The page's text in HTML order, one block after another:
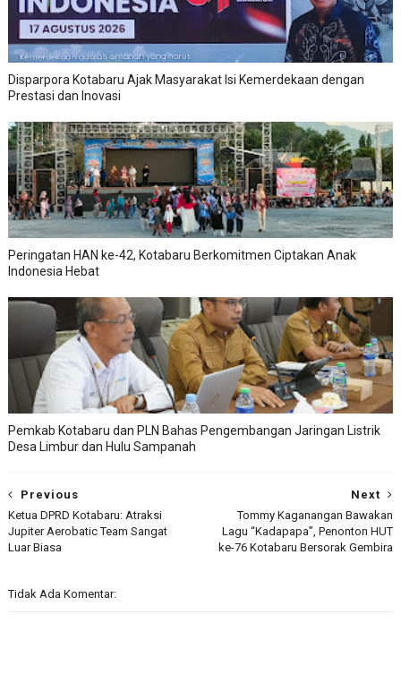
Disparpora Kotabaru Ajak Masyarakat Isi Kemerdekaan dengan
Prestasi dan Inovasi
Peringatan HAN ke-42, Kotabaru Berkomitmen Ciptakan Anak
Indonesia Hebat
Pemkab Kotabaru dan PLN Bahas Pengembangan Jaringan Listrik
Desa Limbur dan Hulu Sampanah
Next
Tommy Kaganangan Bawakan
Lagu “Kadapapa”, Penonton HUT
ke-76 Kotabaru Bersorak Gembira
Previous
Ketua DPRD Kotabaru: Atraksi
Jupiter Aerobatic Team Sangat
Luar Biasa
Tidak Ada Komentar: